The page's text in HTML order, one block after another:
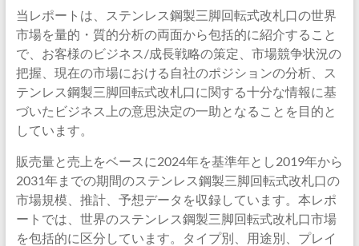
当レポートは、ステンレス鋼製三脚回転式改札口の世界
市場を量的・質的分析の両面から包括的に紹介すること
で、お客様のビジネス/成長戦略の策定、市場競争状況の
把握、現在の市場における自社のポジションの分析、ス
テンレス鋼製三脚回転式改札口に関する十分な情報に基
づいたビジネス上の意思決定の一助となることを目的と
しています。
販売量と売上をベースに2024年を基準年とし2019年から
2031年までの期間のステンレス鋼製三脚回転式改札口の
市場規模、推計、予想データを収録しています。本レポ
ートでは、世界のステンレス鋼製三脚回転式改札口市場
を包括的に区分しています。タイプ別、用途別、プレイ